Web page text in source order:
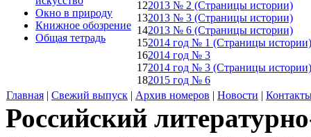
Окно в природу
Книжное обозрение
Общая тетрадь
122013 № 2 (Страницы истории)
132013 № 3 (Страницы истории)
142013 № 6 (Страницы истории)
152014 год № 1 (Страницы истории)
162014 год № 3
172014 год № 3 (Страницы истории)
182015 год № 6
Главная | Свежий выпуск | Архив номеров | Новости |
Российский